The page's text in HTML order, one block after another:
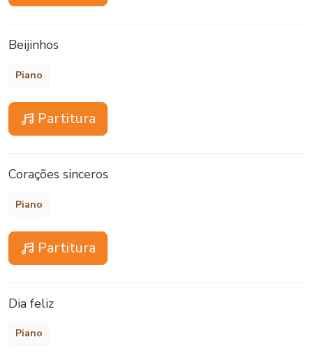
Beijinhos
Piano
Partitura
Corações sinceros
Piano
Partitura
Dia feliz
Piano